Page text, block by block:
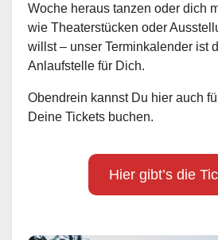
Woche heraus tanzen oder dich
wie Theaterstücken oder
willst – unser Terminkalender ist
Anlaufstelle für Dich.
Obendrein kannst Du hier auch
Deine Tickets buchen.
Hier gibt’s die